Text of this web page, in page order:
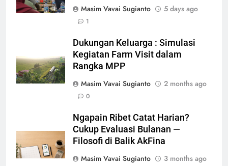
Masim Vavai Sugianto
5 days ago
1
Dukungan Keluarga : Simulasi
Kegiatan Farm Visit dalam
Rangka MPP
Masim Vavai Sugianto
2 months ago
0
Ngapain Ribet Catat Harian?
Cukup Evaluasi Bulanan —
Filosofi di Balik AkFina
Masim Vavai Sugianto
3 months ago